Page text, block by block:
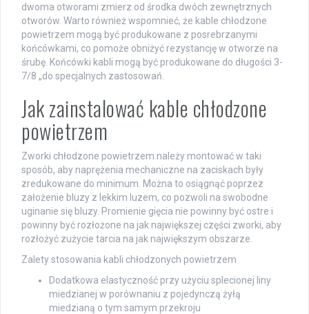
dwoma otworami zmierz od środka dwóch zewnętrznych
otworów. Warto również wspomnieć, że kable chłodzone
powietrzem mogą być produkowane z posrebrzanymi
końcówkami, co pomoże obniżyć rezystancję w otworze na
śrubę. Końcówki kabli mogą być produkowane do długości 3-
7/8 „do specjalnych zastosowań.
Jak zainstalować kable chłodzone
powietrzem
Zworki chłodzone powietrzem należy montować w taki
sposób, aby naprężenia mechaniczne na zaciskach były
zredukowane do minimum. Można to osiągnąć poprzez
założenie bluzy z lekkim luzem, co pozwoli na swobodne
uginanie się bluzy. Promienie gięcia nie powinny być ostre i
powinny być rozłożone na jak największej części zworki, aby
rozłożyć zużycie tarcia na jak największym obszarze.
Zalety stosowania kabli chłodzonych powietrzem
Dodatkowa elastyczność przy użyciu splecionej liny
miedzianej w porównaniu z pojedynczą żyłą
miedzianą o tym samym przekroju